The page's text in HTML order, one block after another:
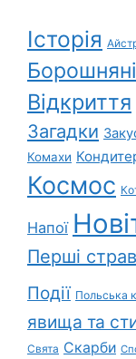
Історія
Відкриття
Загадки
Комахи
Космос
Напої
Перші
Події Польська
явища та
Свята Скарби